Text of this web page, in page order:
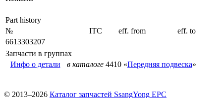
Part history
№
ITC eff. from
eff. to
6613303207
Запчасти в группах
Инфо о детали
в каталоге 4410 «Передняя подвеска»
© 2013–2026 Каталог запчастей SsangYong EPC